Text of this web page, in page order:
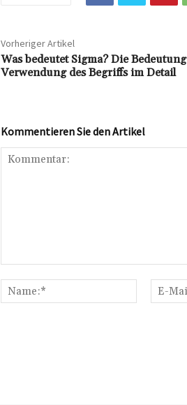
Vorheriger Artikel
Was bedeutet Sigma? Die
Verwendung des Begriffs im Detail
Kommentieren Sie den Artikel
Name:*